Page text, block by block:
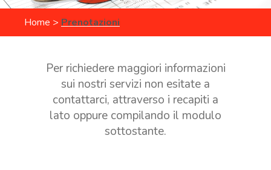
Home > Prenotazioni
Per richiedere maggiori informazioni
sui nostri servizi non esitate a
contattarci, attraverso i recapiti a
lato oppure compilando il modulo
sottostante.